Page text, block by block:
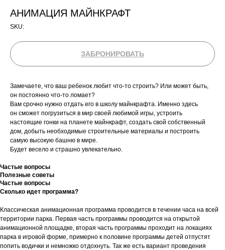
АНИМАЦИЯ МАЙНКРАФТ
SKU:
ЗАБРОНИРОВАТЬ
Замечаете, что ваш ребенок любит что-то строить? Или может быть,
он постоянно что-то ломает?
Вам срочно нужно отдать его в школу майнкрафта. Именно здесь
он сможет погрузиться в мир своей любимой игры, устроить
настоящие гонки на планете майнкрафт, создать свой собственный
дом, добыть необходимые строительные материалы и построить
самую высокую башню в мире.
Будет весело и страшно увлекательно.
Частые вопросы
Полезные советы
Частые вопросы
Сколько идет программа?
Классическая анимационная программа проводится в течении часа на всей
территории парка. Первая часть программы проводится на открытой
анимационной площадке, вторая часть программы проходит на локациях
парка в игровой форме, примерно к половине программы детей отпустят
попить водички и немножко отдохнуть. Так же есть вариант проведения